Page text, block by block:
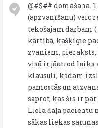
@#$## domāšana.
(apzvanīšanu) veic
tekošajam darbam
kārtībā, kašķīgie
zvaniem,
visā ir jāatrod laiks
klausuli, kādam
pamostās un
saprot, kas šis ir
Liela daļa pacientu
sākas liekas